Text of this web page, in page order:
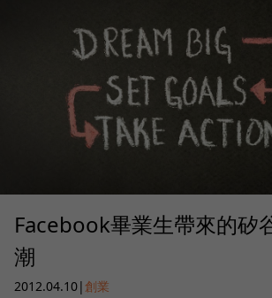
Facebook畢業生帶來的矽
潮
2012.04.10|創業